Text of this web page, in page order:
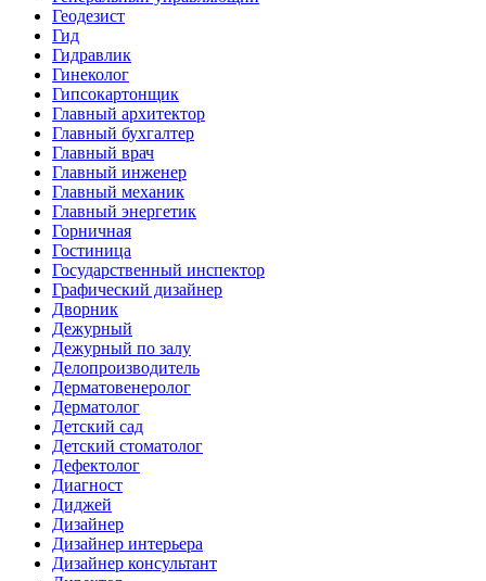
Геодезист
Гид
Гидравлик
Гинеколог
Гипсокартонщик
Главный архитектор
Главный бухгалтер
Главный врач
Главный инженер
Главный механик
Главный энергетик
Горничная
Гостиница
Государственный инспектор
Графический дизайнер
Дворник
Дежурный
Дежурный по залу
Делопроизводитель
Дерматовенеролог
Дерматолог
Детский сад
Детский стоматолог
Дефектолог
Диагност
Диджей
Дизайнер
Дизайнер интерьера
Дизайнер консультант